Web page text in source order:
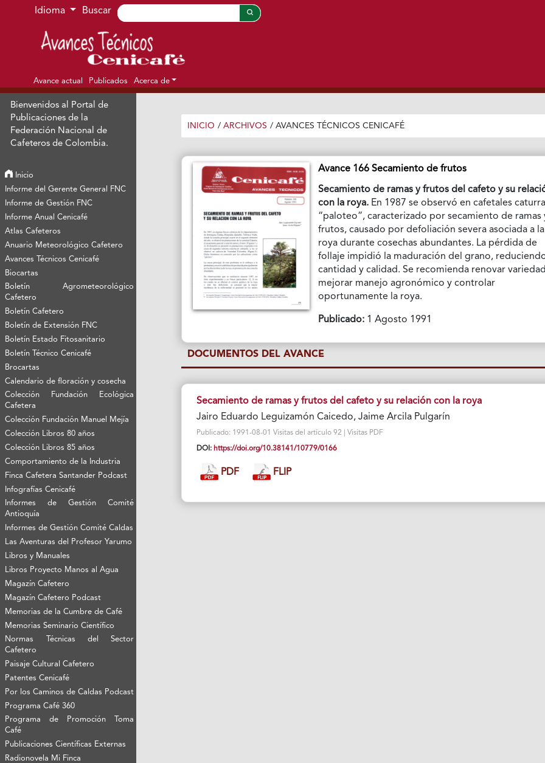
Ir al menú de navegación principal
Ir al contenido principal
Ir al pie de página del sitio
Idioma Buscar
Avance actual Publicados Acerca de
Bienvenidos al Portal de
Publicaciones de la
Federación Nacional de
Cafeteros de Colombia.
Inicio
Informe del Gerente General FNC
Informe de Gestión FNC
Informe Anual Cenicafé
Atlas Cafeteros
Anuario Meteorológico Cafetero
Avances Técnicos Cenicafé
Biocartas
Boletín Agrometeorológico
Cafetero
Boletín Cafetero
Boletín de Extensión FNC
Boletín Estado Fitosanitario
Boletín Técnico Cenicafé
Brocartas
Calendario de floración y cosecha
Colección Fundación Ecológica
Cafetera
Colección Fundación Manuel Mejía
Colección Libros 80 años
Colección Libros 85 años
Comportamiento de la Industria
Finca Cafetera Santander Podcast
Infografías Cenicafé
Informes de Gestión Comité
Antioquía
Informes de Gestión Comité Caldas
Las Aventuras del Profesor Yarumo
Libros y Manuales
Libros Proyecto Manos al Agua
Magazín Cafetero
Magazín Cafetero Podcast
Memorias de la Cumbre de Café
Memorias Seminario Científico
Normas Técnicas del Sector
Cafetero
Paisaje Cultural Cafetero
Patentes Cenicafé
Por los Caminos de Caldas Podcast
Programa Café 360
Programa de Promoción Toma
Café
Publicaciones Científicas Externas
Radionovela Mi Finca
INICIO / ARCHIVOS / AVANCES TÉCNICOS CENICAFÉ
Avance 166 Secamiento de frutos
Secamiento de ramas y frutos del cafeto y su
con la roya. En 1987 se observó en cafetales caturra
“paloteo”, caracterizado por secamiento de ramas
frutos, causado por defoliación severa asociada a la
roya durante cosechas abundantes. La pérdida de
follaje impidió la maduración del grano,
cantidad y calidad. Se recomienda renovar
mejorar manejo agronómico y controlar
oportunamente la roya.
Publicado: 1 Agosto 1991
DOCUMENTOS DEL AVANCE
Secamiento de ramas y frutos del cafeto y su relación con la roya
Jairo Eduardo Leguizamón Caicedo, Jaime Arcila Pulgarín
Publicado: 1991-08-01 Visitas del artículo 92 | Visitas PDF
DOI: https://doi.org/10.38141/10779/0166
PDF FLIP